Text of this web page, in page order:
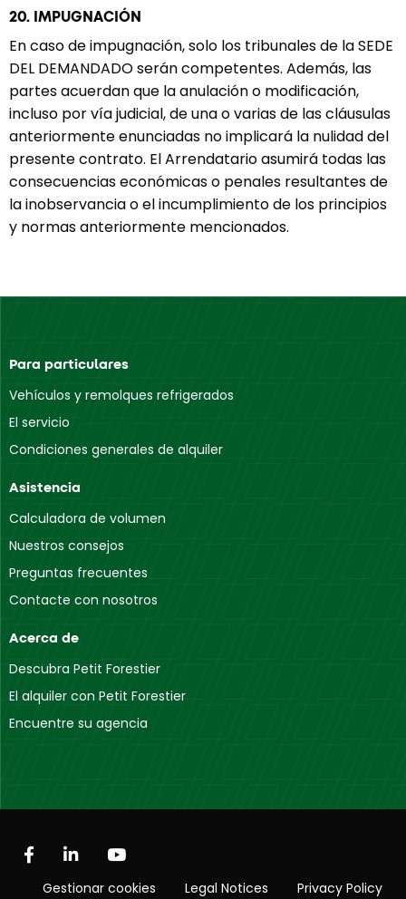
20. IMPUGNACIÓN
En caso de impugnación, solo los tribunales de la SEDE
DEL DEMANDADO serán competentes. Además, las
partes acuerdan que la anulación o modificación,
incluso por vía judicial, de una o varias de las cláusulas
anteriormente enunciadas no implicará la nulidad del
presente contrato. El Arrendatario asumirá todas las
consecuencias económicas o penales resultantes de
la inobservancia o el incumplimiento de los principios
y normas anteriormente mencionados.
Para particulares
Vehículos y remolques refrigerados
El servicio
Condiciones generales de alquiler
Asistencia
Calculadora de volumen
Nuestros consejos
Preguntas frecuentes
Contacte con nosotros
Acerca de
Descubra Petit Forestier
El alquiler con Petit Forestier
Encuentre su agencia
Gestionar cookies Legal Notices Privacy Policy